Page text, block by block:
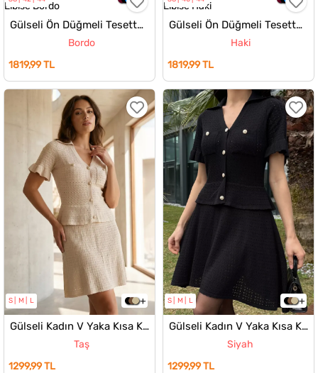
Gülseli Ön Düğmeli Tesettür Elbise
Bordo
1819,99 TL
Gülseli Ön Düğmeli Tesettür Elbise
Haki
1819,99 TL
S M L
Gülseli Kadın V Yaka Kısa Kol Triko Elbise
Taş
1299,99 TL
S M L
Gülseli Kadın V Yaka Kısa Kol Triko Elbise
Siyah
1299,99 TL